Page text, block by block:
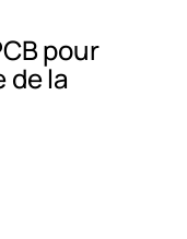
pour
de la